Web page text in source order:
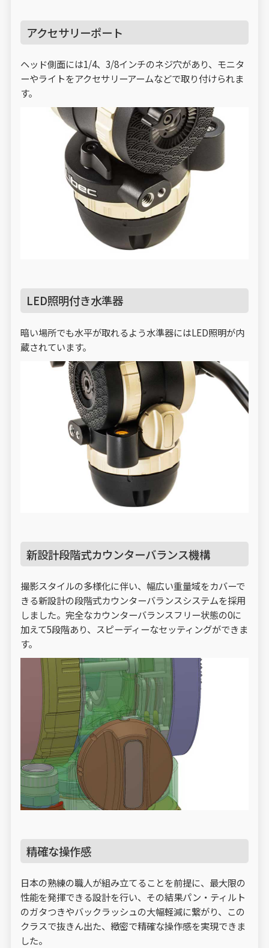
アクセサリーポート
ヘッド側面には1/4、3/8インチのネジ穴があり、モニタ
ーやライトをアクセサリーアームなどで取り付けられま
す。
LED照明付き水準器
暗い場所でも水平が取れるよう水準器にはLED照明が内
蔵されています。
新設計段階式カウンターバランス機構
撮影スタイルの多様化に伴い、幅広い重量域をカバーで
きる新設計の段階式カウンターバランスシステムを採用
しました。完全なカウンターバランスフリー状態の0に
加えて5段階あり、スピーディーなセッティングができま
す。
精確な操作感
日本の熟練の職人が組み立てることを前提に、最大限の
性能を発揮できる設計を行い、その結果パン・ティルト
のガタつきやバックラッシュの大幅軽減に繋がり、この
クラスで抜きん出た、緻密で精確な操作感を実現できま
した。